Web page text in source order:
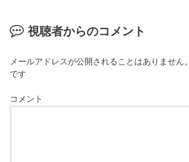
視聴者からのコメント
メールアドレスが公開されることはありません。
です
コメント